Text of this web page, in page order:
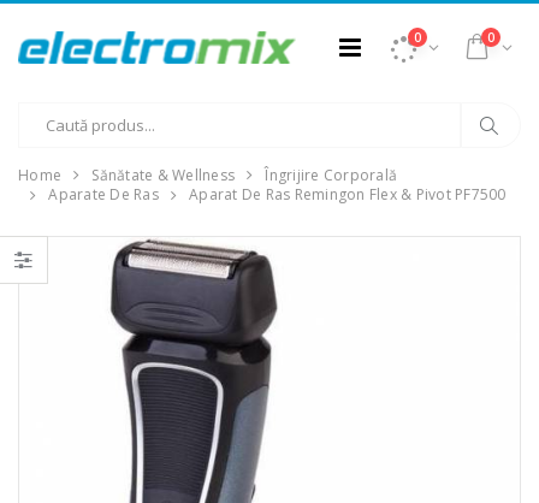
0 0
Home Sănătate & Wellness
Îngrijire Corporală
Aparate De Ras
Aparat De Ras Remingon Flex & Pivot PF7500